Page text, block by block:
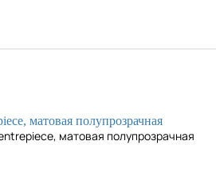
матовая полупрозрачная